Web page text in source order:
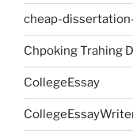
cheap-
Chpoking Trahing
CollegeEssay